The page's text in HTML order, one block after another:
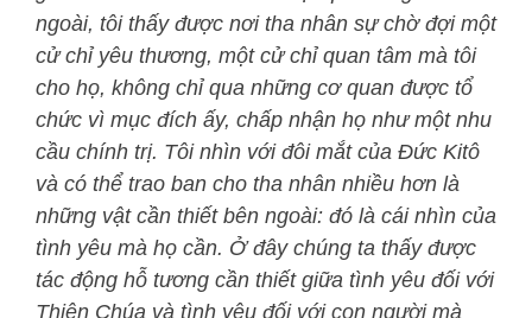
ngoài, tôi thấy được nơi tha nhân sự chờ đợi một
cử chỉ yêu thương, một cử chỉ quan tâm mà tôi
cho họ, không chỉ qua những cơ quan được tổ
chức vì mục đích ấy, chấp nhận họ như một nhu
cầu chính trị. Tôi nhìn với đôi mắt của Đức Kitô
và có thể trao ban cho tha nhân nhiều hơn là
những vật cần thiết bên ngoài: đó là cái nhìn của
tình yêu mà họ cần. Ở đây chúng ta thấy được
tác động hỗ tương cần thiết giữa tình yêu đối với
Thiên Chúa và tình yêu đối với con người mà